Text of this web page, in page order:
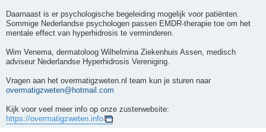
Daarnaast is er psychologische begeleiding mogelijk voor patiënten.
Sommige Nederlandse psychologen passen EMDR-therapie toe om het
mentale effect van hyperhidrosis te verminderen.
Wim Venema, dermatoloog Wilhelmina Ziekenhuis Assen, medisch
adviseur Nederlandse Hyperhidrosis Vereniging.
Vragen aan het overmatigzweten.nl team kun je sturen naar
overmatigzweten@hotmail.com
Kijk voor veel meer info op onze zusterwebsite:
https://overmatigzweten.info